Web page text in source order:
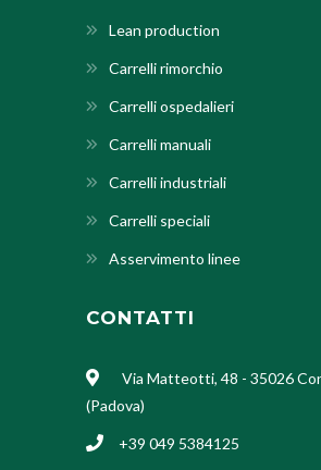
Lean production
Carrelli rimorchio
Carrelli ospedalieri
Carrelli manuali
Carrelli industriali
Carrelli speciali
Asservimento linee
CONTATTI
Via Matteotti, 48 - 35026
(Padova)
+39 049 5384125